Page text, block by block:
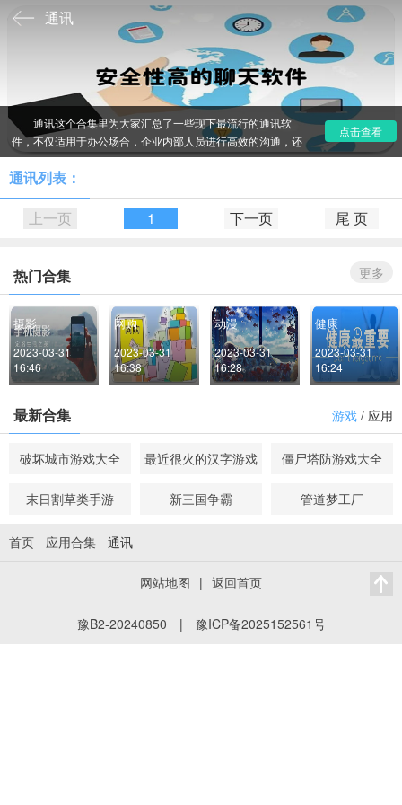
通讯
通讯这个合集里为大家汇总了一些现下最流行的通讯软
件，不仅适用于办公场合，企业内部人员进行高效的沟通，还
适用于日常生活中聊天，且这些软件都是最隐秘最安全的聊天
软件，保证了大家聊天的安全性，快来试试吧。
点击查看
通讯列表：
上一页
1 下一页 尾 页
热门合集 更多
摄影
2023-03-31
16:46
网购
2023-03-31
16:38
动漫
2023-03-31
16:28
健康
2023-03-31
16:24
最新合集 游戏 / 应用
破坏城市游戏大全 最近很火的汉字游戏 僵尸塔防游戏大全
末日割草类手游 新三国争霸 管道梦工厂
首页 - 应用合集 - 通讯
网站地图 | 返回首页
豫B2-20240850 | 豫ICP备2025152561号